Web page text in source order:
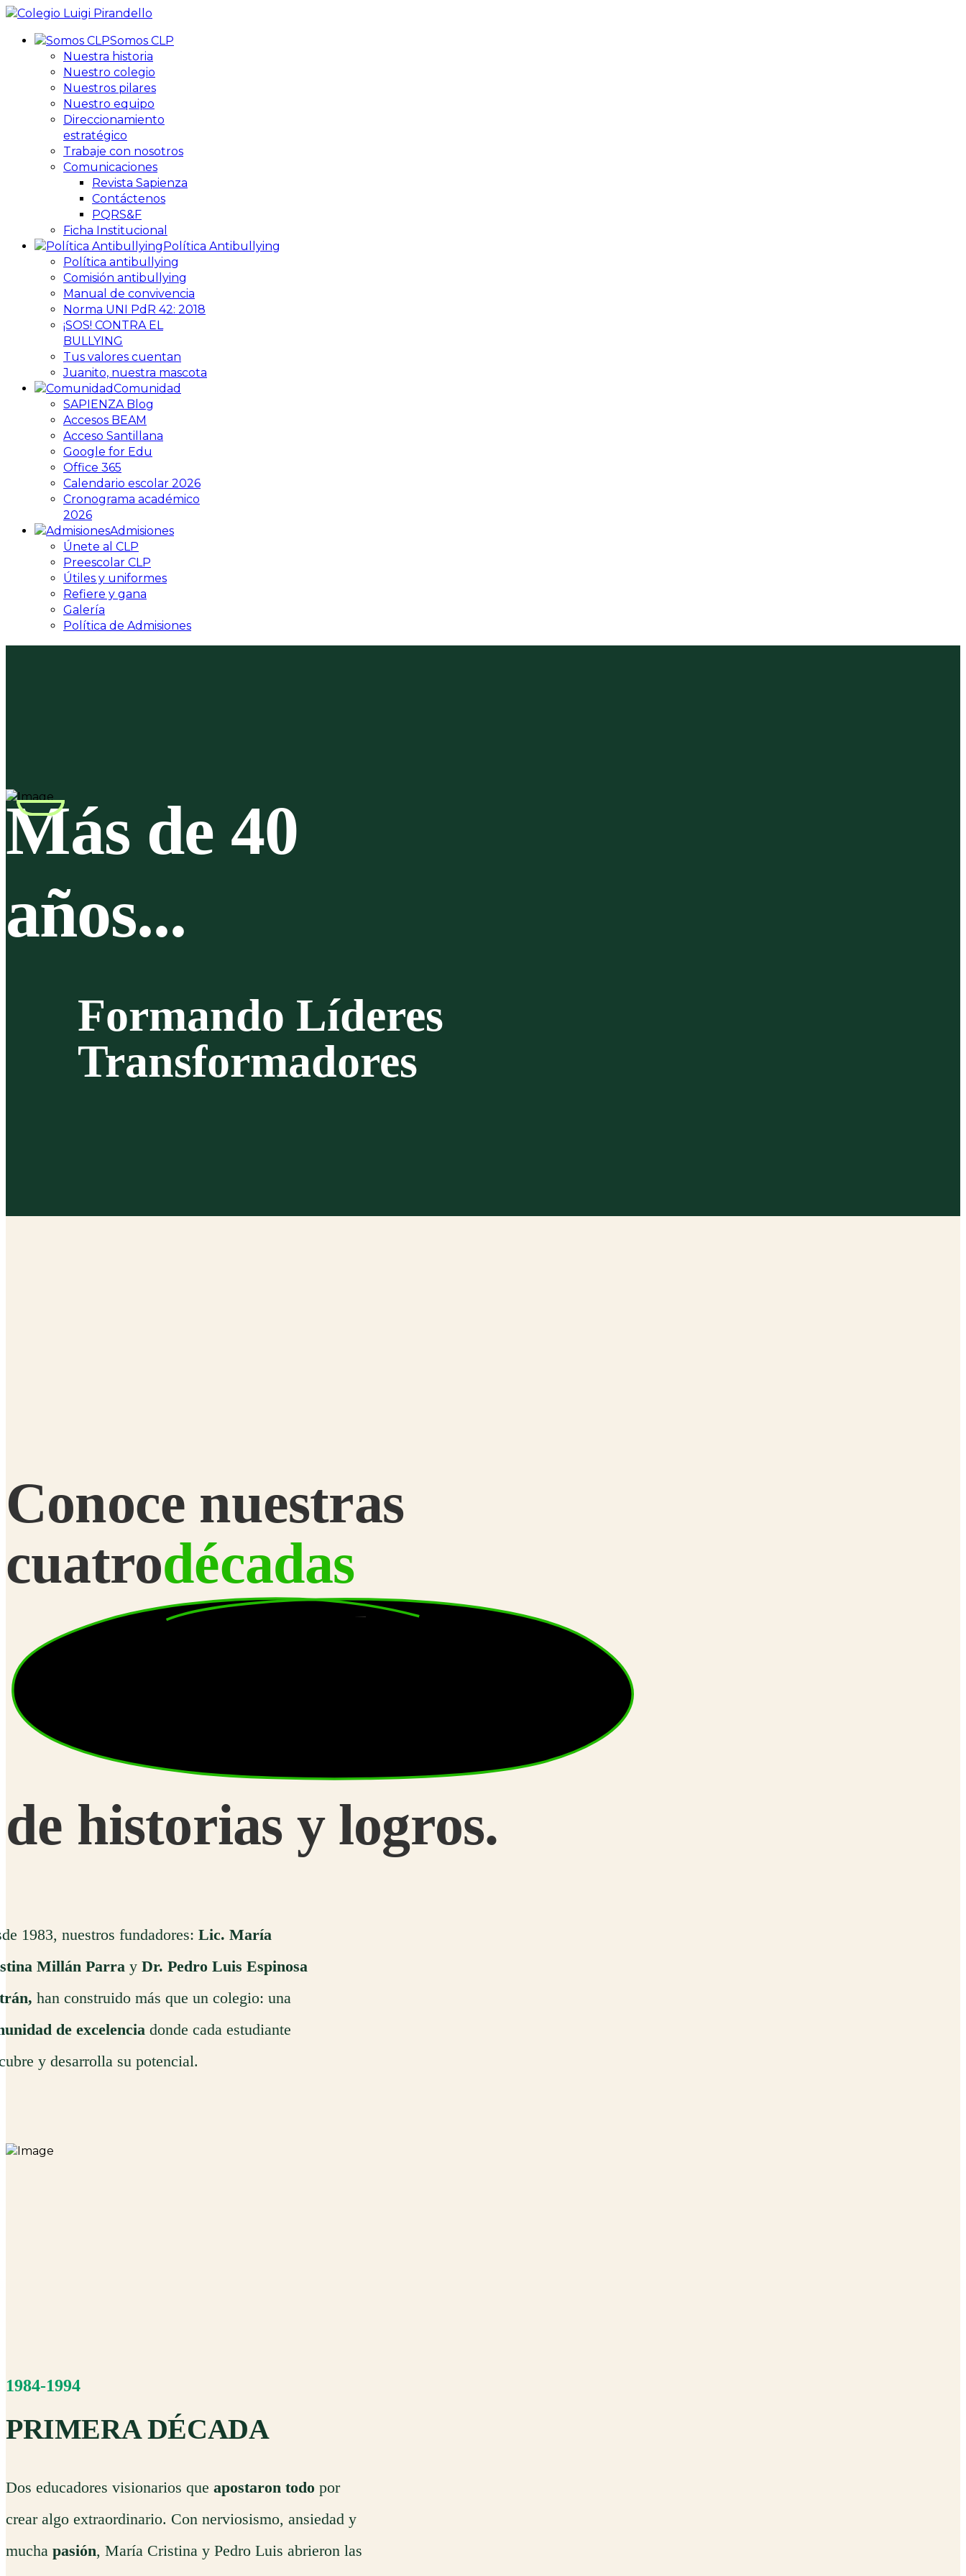
Somos CLP
Nuestra historia
Nuestro colegio
Nuestros pilares
Nuestro equipo
Direccionamiento
estratégico
Trabaje con nosotros
Comunicaciones
Revista Sapienza
Contáctenos
PQRS&F
Ficha Institucional
Política Antibullying
Política antibullying
Comisión antibullying
Manual de convivencia
Norma UNI PdR 42: 2018
¡SOS! CONTRA EL
BULLYING
Tus valores cuentan
Juanito, nuestra mascota
Comunidad
SAPIENZA Blog
Accesos BEAM
Acceso Santillana
Google for Edu
Office 365
Calendario escolar 2026
Cronograma académico
2026
Admisiones
Únete al CLP
Preescolar CLP
Útiles y uniformes
Refiere y gana
Galería
Política de Admisiones
Más de 40
años...
Formando Líderes
Transformadores
Conoce nuestras
cuatrodécadas
de historias y logros.
1983, nuestros fundadores: Lic. María
Millán Parra y Dr. Pedro Luis Espinosa
han construido más que un colegio: una
de excelencia donde cada estudiante
y desarrolla su potencial.
1984-1994
PRIMERA DÉCADA
Dos educadores visionarios que apostaron todo por
crear algo extraordinario. Con nerviosismo, ansiedad y
mucha pasión, María Cristina y Pedro Luis abrieron las